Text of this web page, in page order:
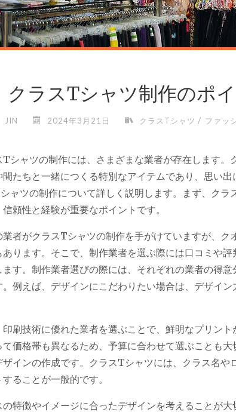
クラスTシャツ制作のポ
JIN 2024年3月21日 クラスTシャツ / ファッ
Tシャツの制作には、さまざまな業者が存在します。
間たちと一緒につくる特別なアイテムであり、思い
ャツの制作について詳しく説明します。まず、クラ
信頼性と経験が重要なポイントです。
業者がクラスTシャツの制作を手がけていますが、ク
あります。そこで、制作業者を選ぶ際には口コミや
ます。制作業者選びの際には、それぞれの業者の得
。例えば、デザインにこだわりたい場合は、デザイ
印刷技術に優れた業者を選ぶことで、鮮明なプリン
て価格帯も異なるため、予算に合わせて選ぶことも大
ザインの作成です。クラスTシャツには、クラス名や
することが一般的です。
の特徴やイメージに合ったデザインを考えることが